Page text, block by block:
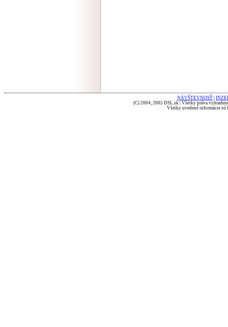
NÁVŠTEVNOSŤ
(C) 2004, 2005 DSL.sk | Všetky práva
Všetky uvedené informácie sú